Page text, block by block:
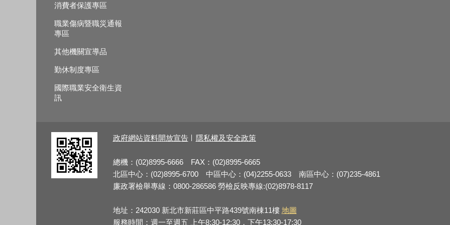
消費者保護專區
職業傷病暨職災通報
專區
其他機關宣導品
勤休制度專區
國際職業安全衛生資
訊
政府網站資料開放宣告 隱私權及安全政策
總機：(02)8995-6666 FAX：(02)8995-6665
北區中心：(02)8995-6700 中區中心：(04)2255-0633 南區中心：(07)235-4861
廉政署檢舉專線：0800-286586 勞檢反映專線:(02)8978-8117
地址：242030 新北市新莊區中平路439號南棟11樓 地圖
服務時間：週一至週五 上午8:30-12:30，下午13:30-17:30